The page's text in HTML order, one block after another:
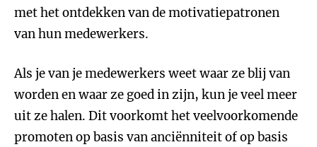
met het ontdekken van de motivatiepatronen
van hun medewerkers.
Als je van je medewerkers weet waar ze blij van
worden en waar ze goed in zijn, kun je veel meer
uit ze halen. Dit voorkomt het veelvoorkomende
promoten op basis van anciënniteit of op basis